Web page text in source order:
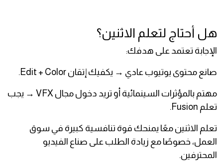
هل أحتاج لتعلم الاثنين؟
الإجابة تعتمد على هدفك:
صانع محتوى يوتيوب عادي → يكفيك إتقان Edit + Color.
مهتم بالمؤثرات السينمائية أو تريد دخول مجال VFX → يجب
تعلم Fusion.
تعلم الاثنين معًا يمنحك قوة تنافسية كبيرة في سوق
العمل، خصوصًا مع زيادة الطلب على صناع الفيديو
المحترفين.